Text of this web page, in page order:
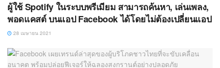
ผู้ใช้ Spotify ในระบบพรีเมียม สามารถค้นหา, เล่นเพลง,
พอดแคสต์ บนแอป Facebook ได้โดยไม่ต้องเปลี่ยนแอป
28 เมษายน 2021